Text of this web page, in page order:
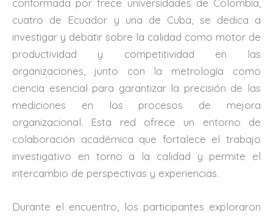
cuatro de Ecuador y una de Cuba, se dedica a
investigar y debatir sobre la calidad como motor de
productividad y competitividad en las
organizaciones, junto con la metrología como
ciencia esencial para garantizar la precisión de las
mediciones en los procesos de mejora
organizacional. Esta red ofrece un entorno de
colaboración académica que fortalece el trabajo
investigativo en torno a la calidad y permite el
intercambio de perspectivas y experiencias.
Durante el encuentro, los participantes exploraron